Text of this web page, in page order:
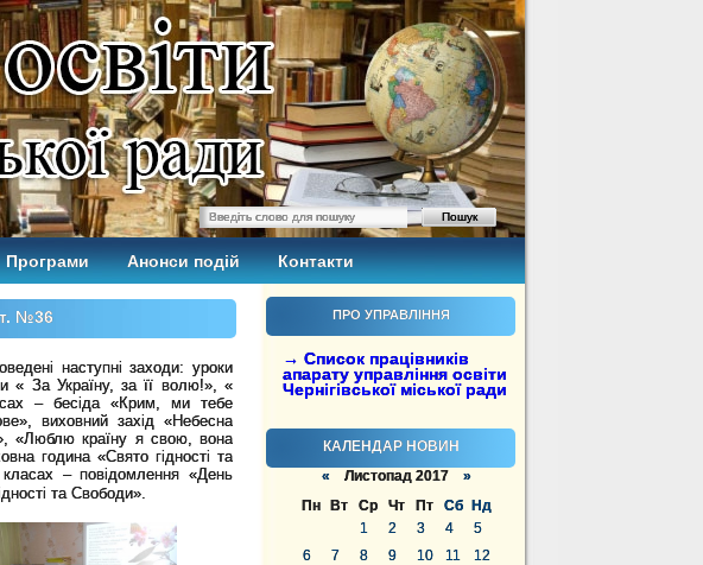
Програми Анонси подій Контакти
ПРО УПРАВЛІННЯ
→ Список працівників
апарату управління освіти
Чернігівської міської ради
КАЛЕНДАР НОВИН
« Листопад 2017 »
Пн
Вт Ср Чт Пт Сб
Нд
1
2 3 4
5
6
7 8 9 10 11
12
№36
наступні заходи: уроки
« За Україну, за її волю!», «
– бесіда «Крим, ми тебе
виховний захід «Небесна
«Люблю країну я свою, вона
година «Свято гідності та
– повідомлення «День
та Свободи».